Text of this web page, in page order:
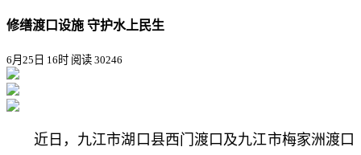
修缮渡口设施 守护水上民生
6月25日 16时 阅读 30246
近日，九江市湖口县西门渡口及九江市梅家洲渡口